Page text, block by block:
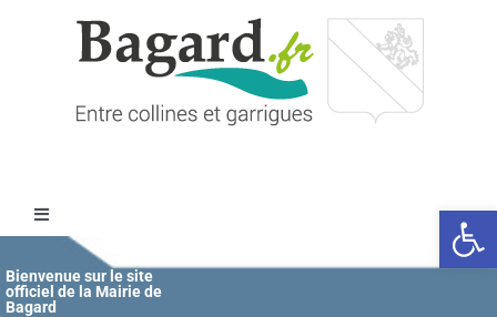
Ouvrir
Toggle
Navigation
Accueil
Bienvenue sur le site
officiel de la Mairie de
Bagard